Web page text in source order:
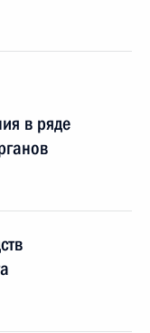
в ряде